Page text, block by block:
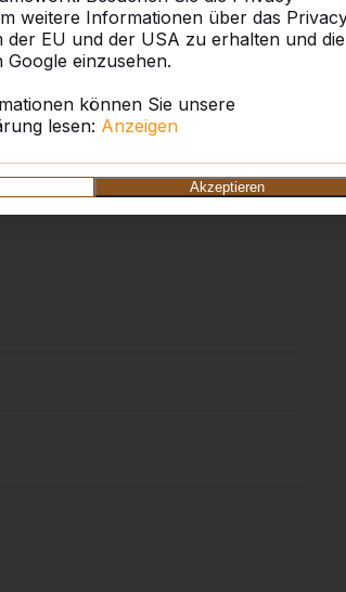
weitere Informationen über das
der EU und der USA zu erhalten und die
einzusehen.
können Sie unsere
lesen: Anzeigen
Akzeptieren
Sortiment mit 10 Sets mit
Dafür haben wir auch eine
anderen Produkten?